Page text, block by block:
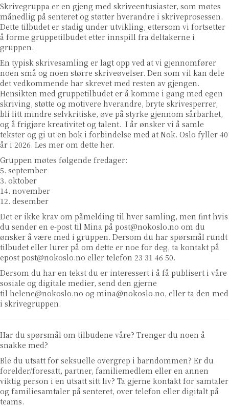
Skrivegruppa er en gjeng med skriveentusiaster, som møtes
månedlig på senteret og støtter hverandre i skriveprosessen.
Dette tilbudet er stadig under utvikling, ettersom vi fortsetter
å forme gruppetilbudet etter innspill fra deltakerne i
gruppen.
En typisk skrivesamling er lagt opp ved at vi gjennomfører
noen små og noen større skriveøvelser. Den som vil kan dele
det vedkommende har skrevet med resten av gjengen.
Hensikten med gruppetilbudet er å komme i gang med egen
skriving, støtte og motivere hverandre, bryte skrivesperrer,
bli litt mindre selvkritiske, øve på styrke gjennom sårbarhet,
og å frigjøre kreativitet og talent. I år ønsker vi å samle
tekster og gi ut en bok i forbindelse med at Nok. Oslo fyller 40
år i 2026. Les mer om dette her.
Gruppen møtes følgende fredager:
5. september
3. oktober
14. november
12. desember
Det er ikke krav om påmelding til hver samling, men fint hvis
du sender en e-post til Mina på post@nokoslo.no om du
ønsker å være med i gruppen. Dersom du har spørsmål rundt
tilbudet eller lurer på om dette er noe for deg, ta kontakt på
epost post@nokoslo.no eller telefon 23 31 46 50.
Dersom du har en tekst du er interessert i å få publisert i våre
sosiale og digitale medier, send den gjerne
til helene@nokoslo.no og mina@nokoslo.no, eller ta den med
i skrivegruppen.
Har du spørsmål om tilbudene våre? Trenger du noen å
snakke med?
Ble du utsatt for seksuelle overgrep i barndommen? Er du
forelder/foresatt, partner, familiemedlem eller en annen
viktig person i en utsatt sitt liv? Ta gjerne kontakt for samtaler
og familiesamtaler på senteret, over telefon eller digitalt på
teams.